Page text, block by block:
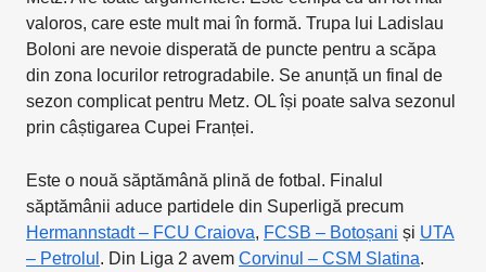
valoros, care este mult mai în formă. Trupa lui Ladislau
Boloni are nevoie disperată de puncte pentru a scăpa
din zona locurilor retrogradabile. Se anunță un final de
sezon complicat pentru Metz. OL își poate salva sezonul
prin câștigarea Cupei Franței.
Este o nouă săptămână plină de fotbal. Finalul
săptămânii aduce partidele din Superligă precum
Hermannstadt – FCU Craiova, FCSB – Botoșani și UTA
– Petrolul . Din Liga 2 avem Corvinul – CSM Slatina.